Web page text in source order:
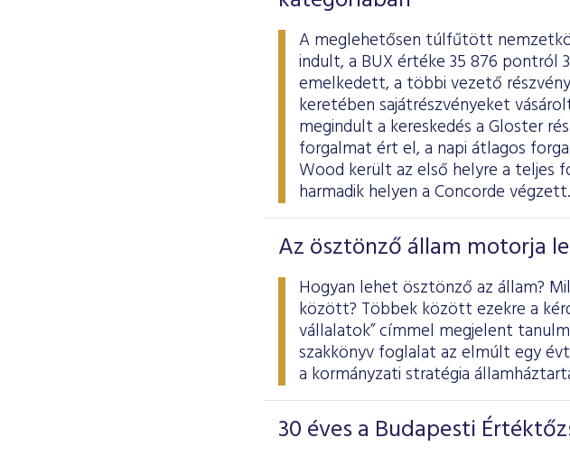
A meglehetősen túlfűtött
indult, a BUX értéke 35 876 pontról
emelkedett, a többi vezető
keretében sajátrészvényeket
megindult a kereskedés a Gloster
forgalmat ért el, a napi átlagos
Wood került az első helyre a teljes
harmadik helyen a Concorde végzett.
Az ösztönző állam motorja
Hogyan lehet ösztönző az állam?
között? Többek között ezekre a
vállalatok” címmel megjelent
szakkönyv foglalat az elmúlt egy
a kormányzati stratégia
30 éves a Budapesti